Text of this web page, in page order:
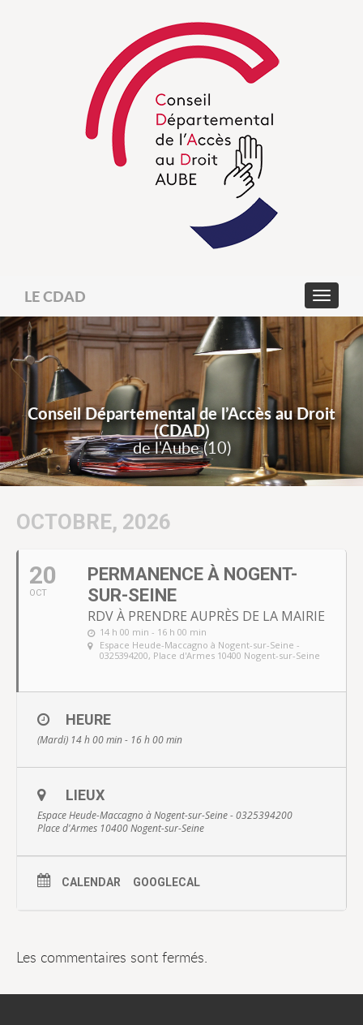
LE CDAD
Conseil Départemental de l’Accès au Droit
(CDAD)
de l'Aube (10)
OCTOBRE, 2026
20
OCT
PERMANENCE À NOGENT-
SUR-SEINE
RDV À PRENDRE AUPRÈS DE LA MAIRIE
14 h 00 min - 16 h 00 min
Espace Heude-Maccagno à Nogent-sur-Seine -
0325394200, Place d'Armes 10400 Nogent-sur-Seine
HEURE
(Mardi) 14 h 00 min - 16 h 00 min
LIEUX
Espace Heude-Maccagno à Nogent-sur-Seine - 0325394200
Place d'Armes 10400 Nogent-sur-Seine
CALENDAR GOOGLECAL
Les commentaires sont fermés.